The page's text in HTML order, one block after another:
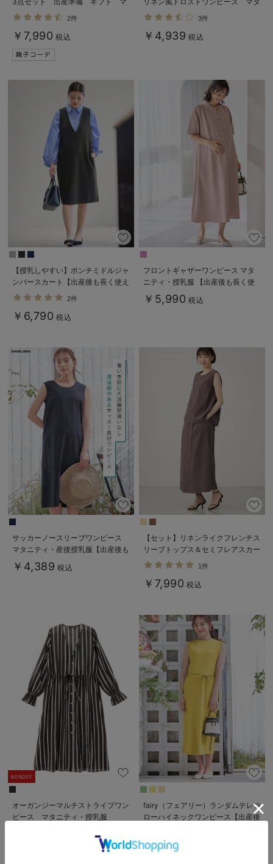
タニティ・産後【出産後も長く使え
2件
￥7,990 税込
ニティ・産後授乳服【出産後も長く
3件
￥4,939 税込
【授乳しやすい】ポンチミドルジャ
ンパースカート【出産後も長く使え
る】
2件
￥6,790 税込
フロントギャザーワンピース マタ
ニティ・授乳服 【出産後も長く使
える】
￥5,990 税込
サッカーノースリーブワンピース
マタニティ・産後授乳服【出産後も
長く使える】
￥4,389 税込
【セット】リネンライクフレンチス
リーブトップス＆セミフレアスカー
トセットアップ マタニティ・授乳
服【出産後も長く着られる】
1件
￥7,990 税込
60%OFF
オーガンジーマルチストライプワン
ピース マタニティ・授乳服
fairy（フェアリー）ランダムテレコ
ローハイネックワンピース【出産後
￥3,520